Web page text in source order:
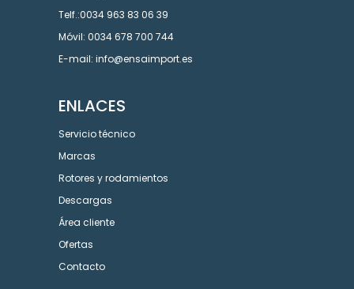
Telf.:0034 963 83 06 39
Móvil: 0034 678 700 744
E-mail: info@ensaimport.es
ENLACES
Servicio técnico
Marcas
Rotores y rodamientos
Descargas
Área cliente
Ofertas
Contacto